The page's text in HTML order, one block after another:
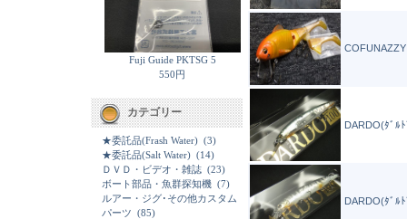
Fuji Guide PKTSG 5
550円
カテゴリー
★委託品(Frash Water) (3)
★委託品(Salt Water) (14)
ＤＶＤ・ビデオ・雑誌 (23)
ボート部品・魚群探知機 (7)
ルアー・ジグ･その他カスタム
パーツ (85)
DARDO(ﾀﾞﾙ
DARDO(ﾀﾞﾙ